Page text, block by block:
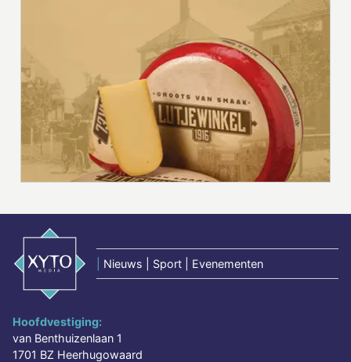
Nieuws | Sport | Evenementen
Hoofdvestiging:
van Benthuizenlaan 1
1701 BZ Heerhugowaard